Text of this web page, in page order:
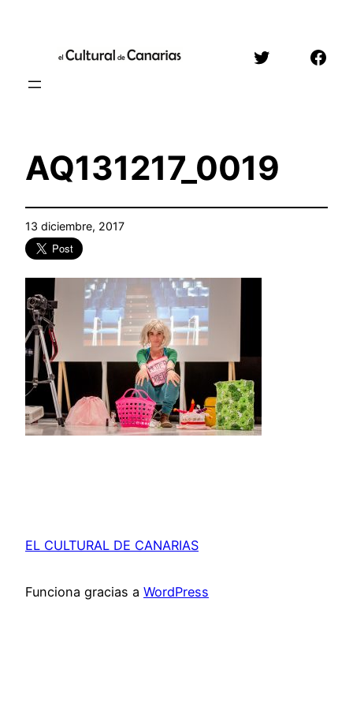
contenido
Twitter
AQ131217_0019
13 diciembre, 2017
EL CULTURAL DE CANARIAS
Funciona gracias a WordPress